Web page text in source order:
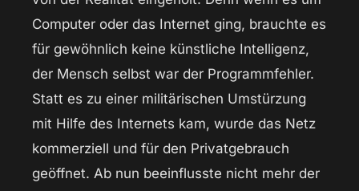
Computer oder das Internet ging, brauchte es
für gewöhnlich keine künstliche Intelligenz,
der Mensch selbst war der Programmfehler.
Statt es zu einer militärischen Umstürzung
mit Hilfe des Internets kam, wurde das Netz
kommerziell und für den Privatgebrauch
geöffnet. Ab nun beeinflusste nicht mehr der